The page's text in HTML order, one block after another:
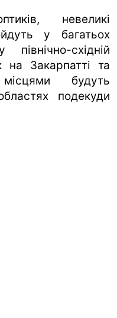
невеликі
у багатьох
східній
на Закарпатті та
будуть
подекуди